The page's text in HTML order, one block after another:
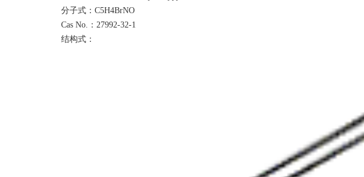
分子式： C5H4BrNO
Cas No.： 27992-32-1
结构式：